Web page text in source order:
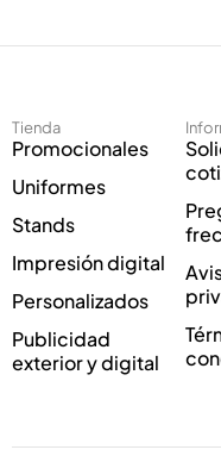
e
l
e
t
r
n
i
o
c
n
i
c
o
*
Tienda
Promocionales
Uniformes
Stands
Impresión digital
Personalizados
Publicidad
exterior y digital